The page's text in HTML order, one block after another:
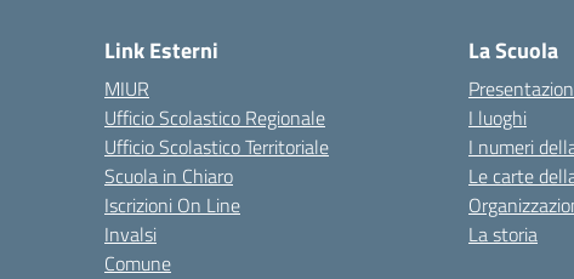
Link Esterni
MIUR
Ufficio Scolastico Regionale
Ufficio Scolastico Territoriale
Scuola in Chiaro
Iscrizioni On Line
Invalsi
Comune
La Scuola
I luoghi
I numeri
Le carte
La storia